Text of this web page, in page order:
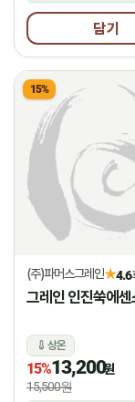
담기
15%
(주)파머스그레인★4.6
그레인 인진쑥에센
상온
15%13,200원
15,500원